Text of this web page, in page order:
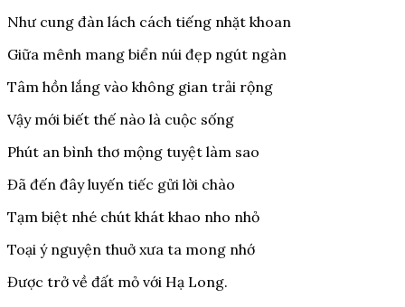
Như cung đàn lách cách tiếng nhặt khoan
Giữa mênh mang biển núi đẹp ngút ngàn
Tâm hồn lắng vào không gian trải rộng
Vậy mới biết thế nào là cuộc sống
Phút an bình thơ mộng tuyệt làm sao
Đã đến đây luyến tiếc gửi lời chào
Tạm biệt nhé chút khát khao nho nhỏ
Toại ý nguyện thuở xưa ta mong nhớ
Được trở về đất mỏ với Hạ Long.